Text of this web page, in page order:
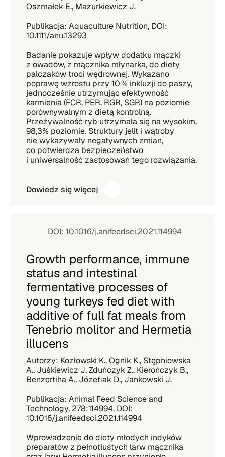
Oszmałek E., Mazurkiewicz J.
Publikacja: Aquaculture Nutrition, DOI:
10.1111/anu.13293
Badanie pokazuje wpływ dodatku mączki
z owadów, z mącznika młynarka, do diety
palczaków troci wędrownej. Wykazano
poprawę wzrostu przy 10 % inkluzji do paszy,
jednocześnie utrzymując efektywność
karmienia (FCR, PER, RGR, SGR) na poziomie
porównywalnym z dietą kontrolną.
Przeżywalność ryb utrzymała się na wysokim,
98,3% poziomie. Struktury jelit i wątroby
nie wykazywały negatywnych zmian,
co potwierdza bezpieczeństwo
i uniwersalność zastosowań tego rozwiązania.
Dowiedz się więcej
DOI: 10.1016/j.anifeedsci.2021.114994
Growth performance, immune
status and intestinal
fermentative processes of
young turkeys fed diet with
additive of full fat meals from
Tenebrio molitor and Hermetia
illucens
Autorzy: Kozłowski K., Ognik K., Stępniowska
A., Juśkiewicz J. Zduńczyk Z., Kierończyk B.,
Benzertiha A., Józefiak D., Jankowski J.
Publikacja: Animal Feed Science and
Technology, 278:114994, DOI:
10.1016/j.anifeedsci.2021.114994
Wprowadzenie do diety młodych indyków
preparatów z pełnotłustych larw mącznika